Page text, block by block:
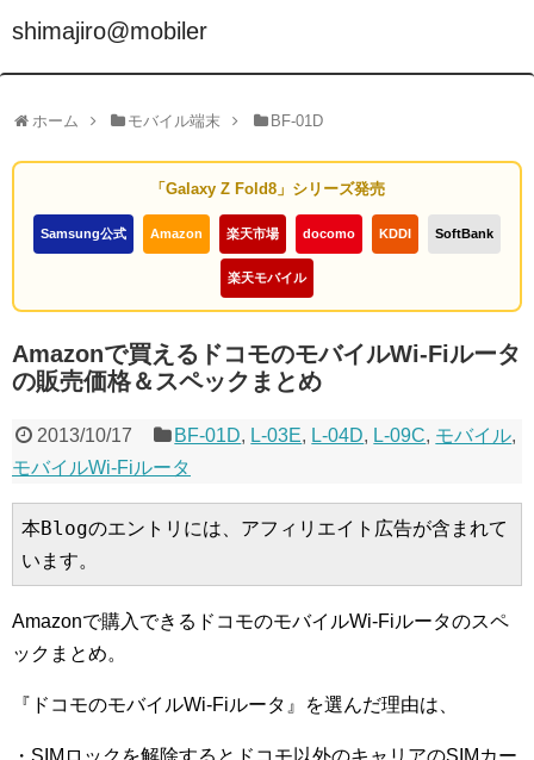
shimajiro@mobiler
ホーム モバイル端末 BF-01D
「Galaxy Z Fold8」シリーズ発売
Samsung公式 Amazon 楽天市場 docomo KDDI SoftBank
楽天モバイル
Amazonで買えるドコモのモバイルWi-Fiルータ
の販売価格＆スペックまとめ
2013/10/17 BF-01D, L-03E, L-04D, L-09C, モバイル,
モバイルWi-Fiルータ
本Blogのエントリには、アフィリエイト広告が含まれて
います。
Amazonで購入できるドコモのモバイルWi-Fiルータのスペ
ックまとめ。
『ドコモのモバイルWi-Fiルータ』を選んだ理由は、
・SIMロックを解除するとドコモ以外のキャリアのSIMカー